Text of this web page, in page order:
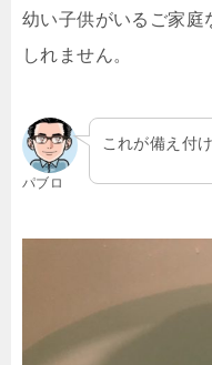
幼い子供がいるご家庭
しれません。
パブロ
これが備え付